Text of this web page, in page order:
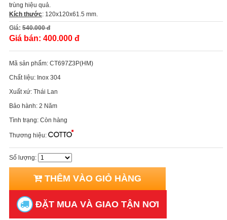
trùng hiệu quả.
Kích thước: 120x120x61.5 mm.
Giá: 540.000 đ
Giá bán: 400.000 đ
Mã sản phẩm: CT697Z3P(HM)
Chất liệu: Inox 304
Xuất xứ: Thái Lan
Bảo hành: 2 Năm
Tình trạng: Còn hàng
Thương hiệu:
Số lượng:
THÊM VÀO GIỎ HÀNG
ĐẶT MUA VÀ GIAO TẬN NƠI